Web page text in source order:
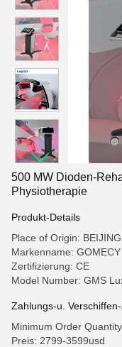
500 MW Dioden-
Physiotherapie
Produkt-Details
Place of Origin: BEIJING
Markenname: GOMECY
Zertifizierung: CE
Model Number: GMS
Zahlungs-u.
Minimum Order
Preis: 2799-3599usd